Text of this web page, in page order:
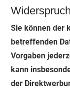
Sie können der
betreffenden
Vorgaben
kann
der